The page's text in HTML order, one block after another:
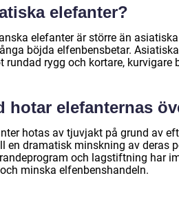
elefanter?
elefanter är större än
böjda elfenbensbetar.
rundad rygg och kortare, kurvigare
hotar elefanternas
hotas av tjuvjakt på grund av
en dramatisk minskning av deras
och lagstiftning har
minska elfenbenshandeln.